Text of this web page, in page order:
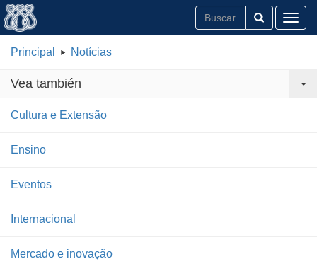
Principal Notícias
Vea también
Cultura e Extensão
Ensino
Eventos
Internacional
Mercado e inovação